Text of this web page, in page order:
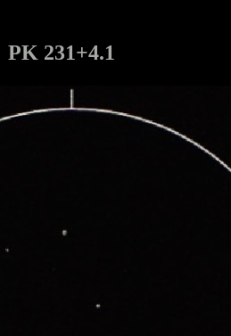
PK 231+4.1